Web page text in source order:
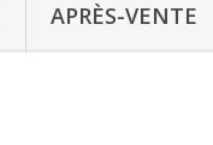
APRÈS-VENTE